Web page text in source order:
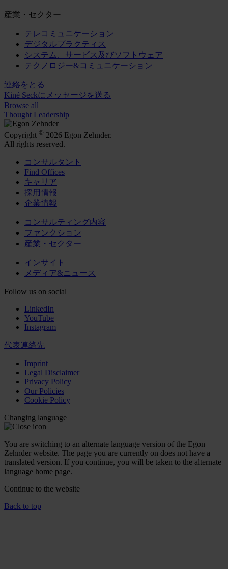
産業・セクター
テレコミュニケーション
デジタルプラクティス
システム、サービス及びソフトウェア
テクノロジー&コミュニケーション
連絡をとる
Kiné Seckにメッセージを送る
Browse all
Thought Leadership
Copyright © 2026 Egon Zehnder.
All rights reserved.
コンサルタント
Find Offices
キャリア
採用情報
企業情報
コンサルティング内容
ファンクション
産業・セクター
インサイト
メディア&ニュース
Follow us on social
LinkedIn
YouTube
Instagram
代表連絡先
Imprint
Legal Disclaimer
Privacy Policy
Our Policies
Cookie Policy
Changing language
You are switching to an alternate language version of the Egon
Zehnder website. The page you are currently on does not have a
translated version. If you continue, you will be taken to the alternate
language home page.
Continue to the website
Back to top